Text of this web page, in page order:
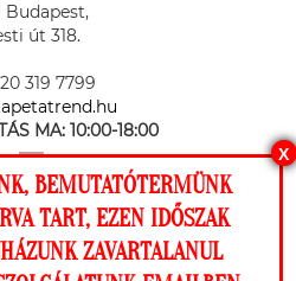
használ, hogy a
honlapunkon.
Budapest,
út 318.
319 7799
MA: 10:00-18:00
X
BEMUTATÓTERMÜNK
TART, EZEN IDŐSZAK
ZAVARTALANUL